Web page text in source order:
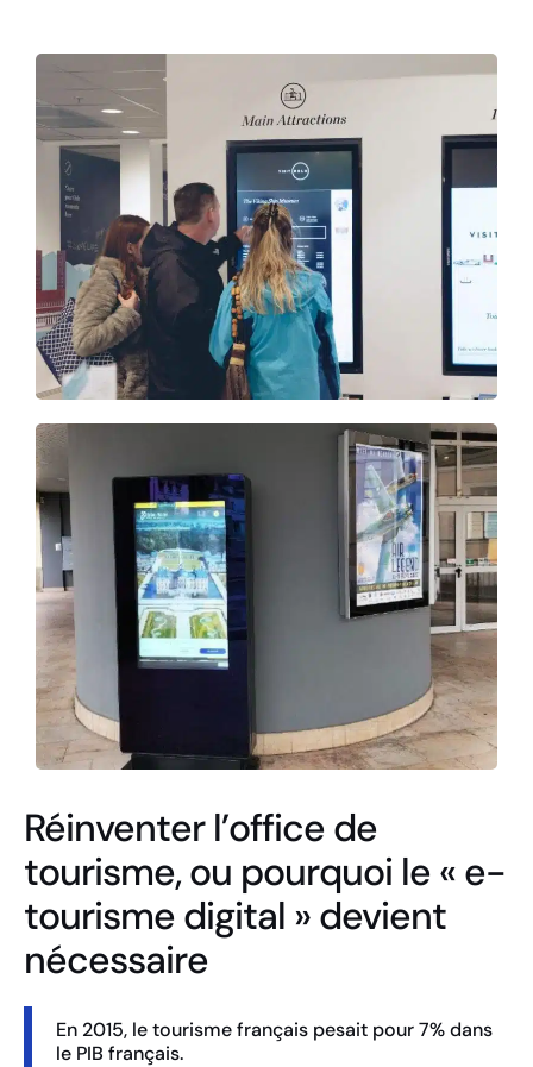
Réinventer l’office de
tourisme, ou pourquoi le « e-
tourisme digital » devient
nécessaire
En 2015, le tourisme français pesait pour 7% dans
le PIB français.